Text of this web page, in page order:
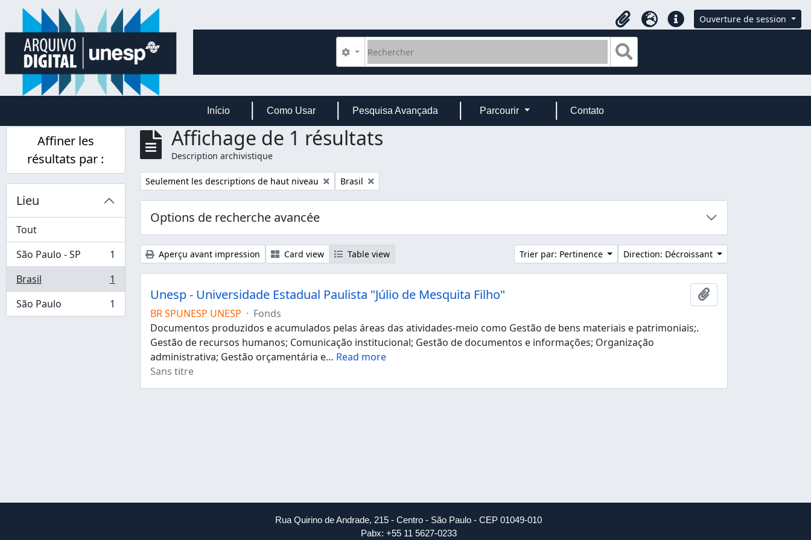
Skip to main content
Presse-papier
LangueLiens rapidesOuverture de session
Rechercher
Search options
Início Como Usar Pesquisa Avançada Parcourir Contato
Affiner les
résultats par :
Lieu
Tout
São Paulo - SP
, 1 résultats
1
Brasil
, 1 résultats
1
São Paulo
, 1 résultats 1
Affichage de 1 résultats
Description archivistique
Remove filter:
Seulement les descriptions de haut niveau Remove filter:
Brasil
Options de recherche avancée
Aperçu avant impression Card view Table view Trier par: Pertinence Direction: Décroissant
Unesp - Universidade Estadual Paulista "Júlio de Mesquita Filho"
Ajouter au presse-
BR SPUNESP UNESP · Fonds
Documentos produzidos e acumulados pelas áreas das atividades-meio como Gestão de bens materiais e patrimoniais;.
Gestão de recursos humanos; Comunicação institucional; Gestão de documentos e informações; Organização
administrativa; Gestão orçamentária e… Read more
Sans titre
Rua Quirino de Andrade, 215 - Centro - São Paulo - CEP 01049-010
Pabx: +55 11 5627-0233